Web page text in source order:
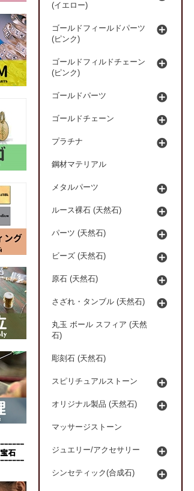
(イエロー)
ゴールドフィールドパーツ
(ピンク)
ゴールドフィルドチェーン
(ピンク)
ゴールドパーツ
ゴールドチェーン
プラチナ
鋼材マテリアル
メタルパーツ
ルース裸石 (天然石)
パーツ (天然石)
ビーズ (天然石)
原石 (天然石)
さざれ・タンブル (天然石)
丸玉 ボール スフィア (天然
石)
彫刻石 (天然石)
スピリチュアルストーン
オリジナル製品 (天然石)
マッサージストーン
ジュエリー/アクセサリー
シンセティック(合成石)